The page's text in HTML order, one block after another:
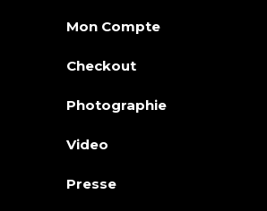
Mon Compte
Checkout
Photographie
Video
Presse